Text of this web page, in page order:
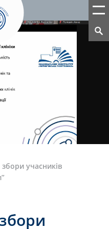
збори учасників